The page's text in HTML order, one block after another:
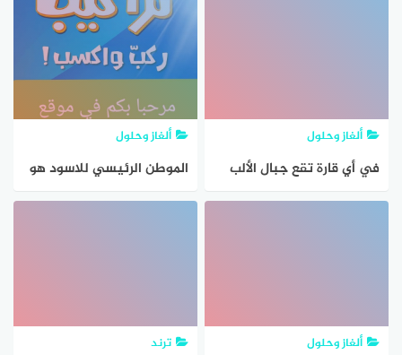
ألغاز وحلول
في أي قارة تقع جبال الألب
من 6 حروف
ألغاز وحلول
الموطن الرئيسي للاسود هو
قارة من 7 حروف
ألغاز وحلول ترند